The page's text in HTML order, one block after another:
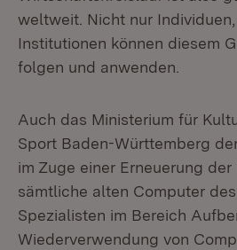
weltweit. Nicht nur
Institutionen können diesem
folgen und anwenden.
Auch das Ministerium für
Sport Baden-Württemberg
im Zuge einer Erneuerung
sämtliche alten Computer
Spezialisten im Bereich
Wiederverwendung von